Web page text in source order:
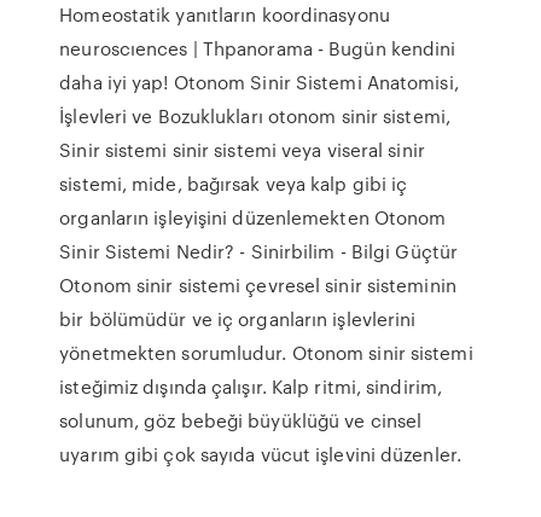
Homeostatik yanıtların koordinasyonu
neuroscıences | Thpanorama - Bugün kendini
daha iyi yap! Otonom Sinir Sistemi Anatomisi,
İşlevleri ve Bozuklukları otonom sinir sistemi,
Sinir sistemi sinir sistemi veya viseral sinir
sistemi, mide, bağırsak veya kalp gibi iç
organların işleyişini düzenlemekten Otonom
Sinir Sistemi Nedir? - Sinirbilim - Bilgi Güçtür
Otonom sinir sistemi çevresel sinir sisteminin
bir bölümüdür ve iç organların işlevlerini
yönetmekten sorumludur. Otonom sinir sistemi
isteğimiz dışında çalışır. Kalp ritmi, sindirim,
solunum, göz bebeği büyüklüğü ve cinsel
uyarım gibi çok sayıda vücut işlevini düzenler.